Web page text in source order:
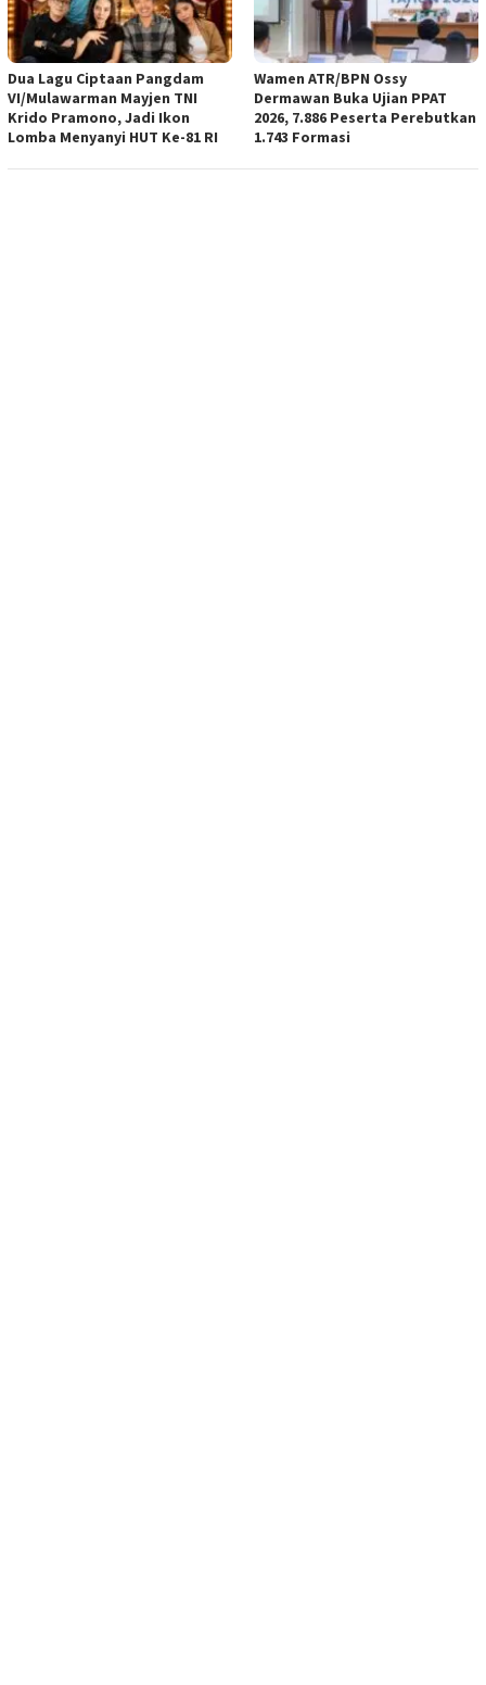
Dua Lagu Ciptaan Pangdam
VI/Mulawarman Mayjen TNI
Krido Pramono, Jadi Ikon
Lomba Menyanyi HUT Ke-81 RI
Wamen ATR/BPN Ossy
Dermawan Buka Ujian PPAT
2026, 7.886 Peserta Perebutkan
1.743 Formasi